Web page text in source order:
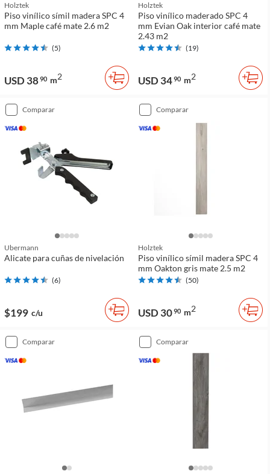
Holztek
Piso vinílico símil madera SPC 4
mm Maple café mate 2.6 m2
(5)
USD 3890 m2
Holztek
Piso vinílico maderado SPC 4
mm Evian Oak interior café mate
2.43 m2
(19)
USD 3490 m2
comparar
Ubermann
Alicate para cuñas de nivelación
(6)
$199 c/u
comparar
Holztek
Piso vinílico símil madera SPC 4
mm Oakton gris mate 2.5 m2
(50)
USD 3090 m2
comparar comparar